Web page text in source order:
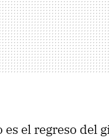
el regreso del